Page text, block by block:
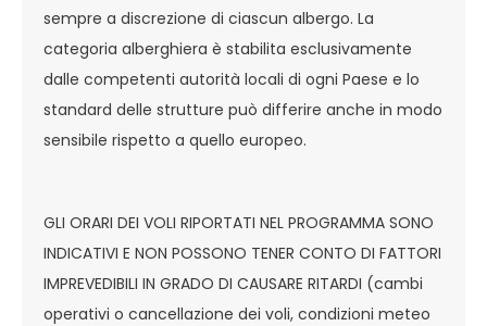
sempre a discrezione di ciascun albergo. La
categoria alberghiera è stabilita esclusivamente
dalle competenti autorità locali di ogni Paese e lo
standard delle strutture può differire anche in modo
sensibile rispetto a quello europeo.
GLI ORARI DEI VOLI RIPORTATI NEL PROGRAMMA SONO
INDICATIVI E NON POSSONO TENER CONTO DI FATTORI
IMPREVEDIBILI IN GRADO DI CAUSARE RITARDI (cambi
operativi o cancellazione dei voli, condizioni meteo